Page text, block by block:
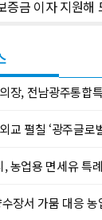
증금 이자 지원해
남광주통합특별시 시·군
교 펼칠 ‘광주글로
농업용 면세유 특
장서 가뭄 대응 농